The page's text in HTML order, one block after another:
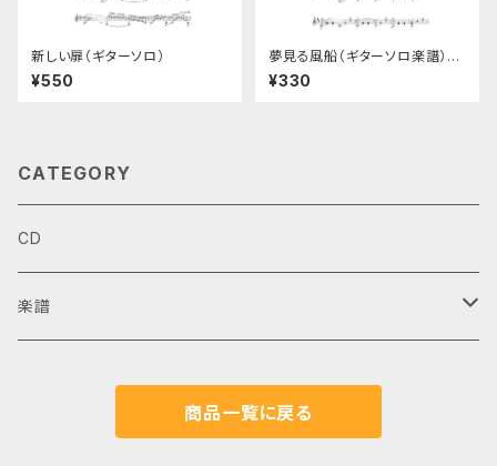
新しい扉（ギターソロ）
¥550
夢見る風船（ギターソロ楽譜）20
16年版
¥330
CATEGORY
CD
楽譜
商品一覧に戻る